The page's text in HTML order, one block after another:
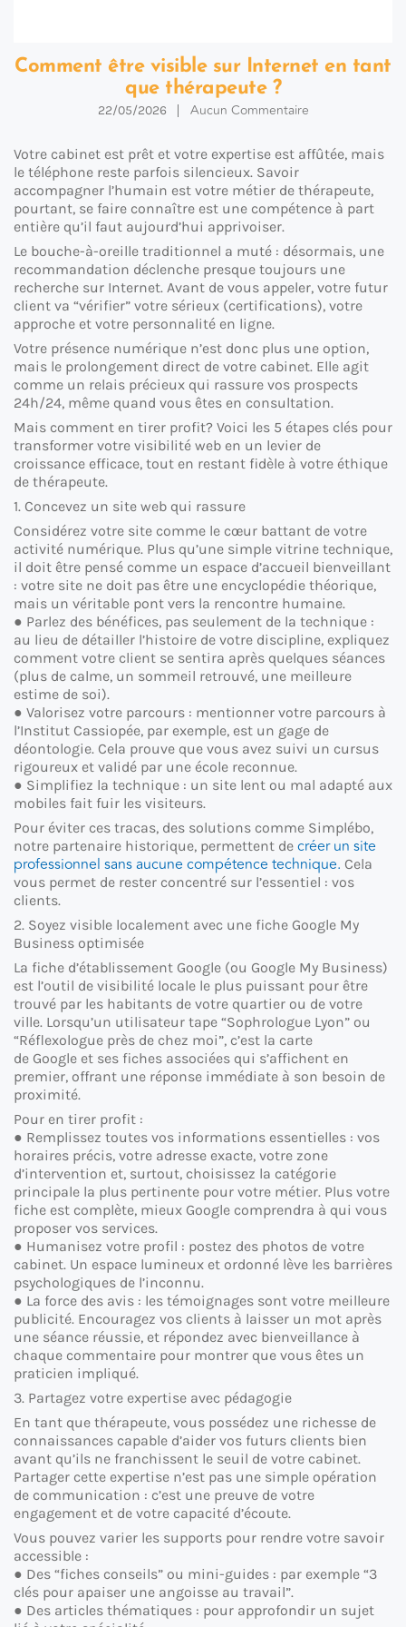
Comment être visible sur Internet en tant
que thérapeute ?
22/05/2026 Aucun Commentaire
Votre cabinet est prêt et votre expertise est affûtée, mais
le téléphone reste parfois silencieux. Savoir
accompagner l’humain est votre métier de thérapeute,
pourtant, se faire connaître est une compétence à part
entière qu’il faut aujourd’hui apprivoiser.
Le bouche-à-oreille traditionnel a muté : désormais, une
recommandation déclenche presque toujours une
recherche sur Internet. Avant de vous appeler, votre futur
client va “vérifier” votre sérieux (certifications), votre
approche et votre personnalité en ligne.
Votre présence numérique n’est donc plus une option,
mais le prolongement direct de votre cabinet. Elle agit
comme un relais précieux qui rassure vos prospects
24h/24, même quand vous êtes en consultation.
Mais comment en tirer profit? Voici les 5 étapes clés pour
transformer votre visibilité web en un levier de
croissance efficace, tout en restant fidèle à votre éthique
de thérapeute.
1. Concevez un site web qui rassure
Considérez votre site comme le cœur battant de votre
activité numérique. Plus qu’une simple vitrine technique,
il doit être pensé comme un espace d’accueil bienveillant
: votre site ne doit pas être une encyclopédie théorique,
mais un véritable pont vers la rencontre humaine.
● Parlez des bénéfices, pas seulement de la technique :
au lieu de détailler l’histoire de votre discipline, expliquez
comment votre client se sentira après quelques séances
(plus de calme, un sommeil retrouvé, une meilleure
estime de soi).
● Valorisez votre parcours : mentionner votre parcours à
l’Institut Cassiopée, par exemple, est un gage de
déontologie. Cela prouve que vous avez suivi un cursus
rigoureux et validé par une école reconnue.
● Simplifiez la technique : un site lent ou mal adapté aux
mobiles fait fuir les visiteurs.
Pour éviter ces tracas, des solutions comme Simplébo,
notre partenaire historique, permettent de créer un site
professionnel sans aucune compétence technique. Cela
vous permet de rester concentré sur l’essentiel : vos
clients.
2. Soyez visible localement avec une fiche Google My
Business optimisée
La fiche d’établissement Google (ou Google My Business)
est l’outil de visibilité locale le plus puissant pour être
trouvé par les habitants de votre quartier ou de votre
ville. Lorsqu’un utilisateur tape “Sophrologue Lyon” ou
“Réflexologue près de chez moi”, c’est la carte
de Google et ses fiches associées qui s’affichent en
premier, offrant une réponse immédiate à son besoin de
proximité.
Pour en tirer profit :
● Remplissez toutes vos informations essentielles : vos
horaires précis, votre adresse exacte, votre zone
d’intervention et, surtout, choisissez la catégorie
principale la plus pertinente pour votre métier. Plus votre
fiche est complète, mieux Google comprendra à qui vous
proposer vos services.
● Humanisez votre profil : postez des photos de votre
cabinet. Un espace lumineux et ordonné lève les barrières
psychologiques de l’inconnu.
● La force des avis : les témoignages sont votre meilleure
publicité. Encouragez vos clients à laisser un mot après
une séance réussie, et répondez avec bienveillance à
chaque commentaire pour montrer que vous êtes un
praticien impliqué.
3. Partagez votre expertise avec pédagogie
En tant que thérapeute, vous possédez une richesse de
connaissances capable d’aider vos futurs clients bien
avant qu’ils ne franchissent le seuil de votre cabinet.
Partager cette expertise n’est pas une simple opération
de communication : c’est une preuve de votre
engagement et de votre capacité d’écoute.
Vous pouvez varier les supports pour rendre votre savoir
accessible :
● Des “fiches conseils” ou mini-guides : par exemple “3
clés pour apaiser une angoisse au travail”.
● Des articles thématiques : pour approfondir un sujet